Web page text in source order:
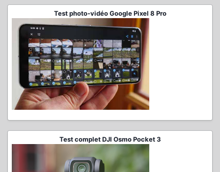
Test photo-vidéo Google Pixel 8 Pro
Test complet DJI Osmo Pocket 3